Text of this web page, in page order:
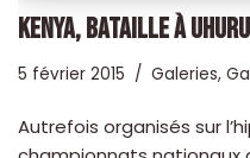
KENYA, BATAILLE À
5 février 2015 Galeries,
Autrefois organisés sur